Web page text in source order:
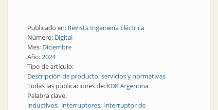
Publicado en: Revista Ingeniería Eléctrica
Número: Digital
Mes: Diciembre
Año:2024
Tipo de artículo:
Descripción de producto, servicios y normativas
Todas las publicaciones de: KDK Argentina
Palabra clave:
inductivos interruptores interruptor de